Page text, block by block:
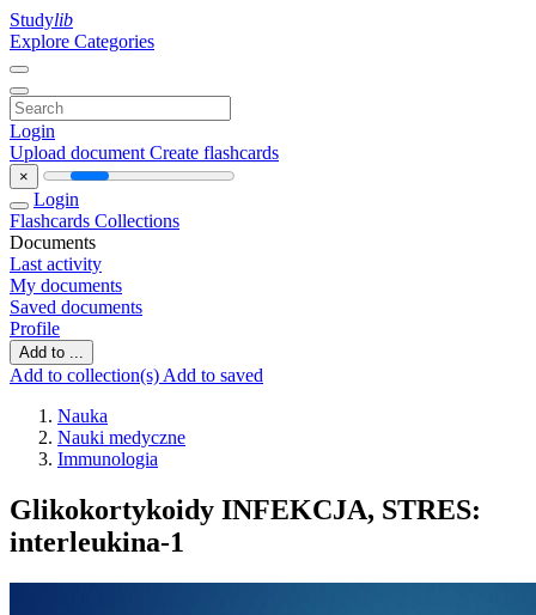
Studylib
Explore Categories
Login
Upload document Create flashcards
×
Login
Flashcards Collections
Documents
Last activity
My documents
Saved documents
Profile
Add to ...
Add to collection(s) Add to saved
Nauka
Nauki medyczne
Immunologia
Glikokortykoidy INFEKCJA, STRES:
interleukina-1